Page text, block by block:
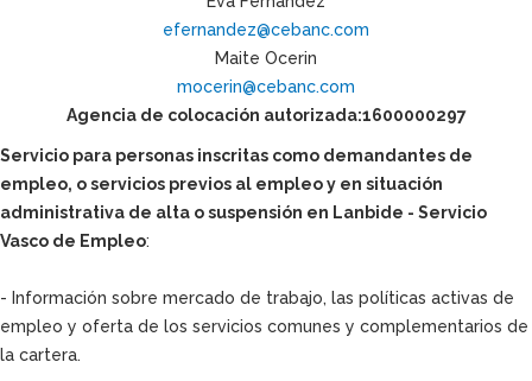
efernandez@cebanc.com
Maite Ocerin
mocerin@cebanc.com
Agencia de colocación autorizada:1600000297
Servicio para personas inscritas como demandantes de
empleo, o servicios previos al empleo y en situación
administrativa de alta o suspensión en Lanbide - Servicio
Vasco de Empleo:
- Información sobre mercado de trabajo, las políticas activas de
empleo y oferta de los servicios comunes y complementarios de
la cartera.